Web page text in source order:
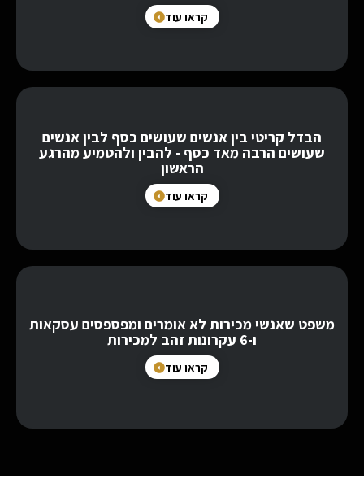
קראו עוד
הבדל קריטי בין אנשים שעושים כסף לבין אנשים
שעושים הרבה מאד כסף - להבין ולהטמיע מהרגע
הראשון
קראו עוד
משפט שאנשי מכירות לא אומרים ומפספסים עסקאות
ו-6 עקרונות זהב למכירות
קראו עוד